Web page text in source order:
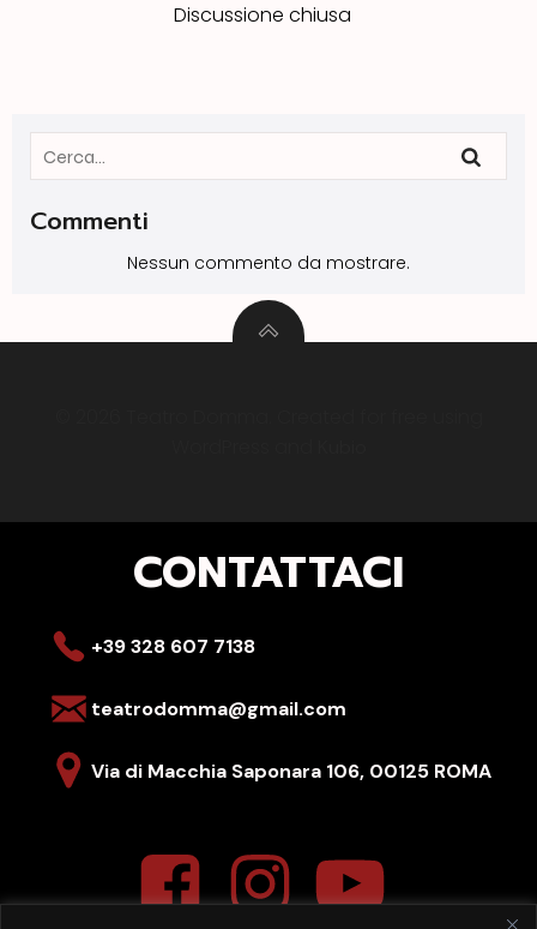
Discussione chiusa
Commenti
Nessun commento da mostrare.
CONTATTACI
+39 328 607 7138
teatrodomma@gmail.com
Via di Macchia Saponara 106, 00125 ROMA